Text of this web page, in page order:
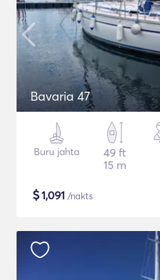
Bavaria 47
Buru jahta
49 ft
15 m
$1,091 /nakts